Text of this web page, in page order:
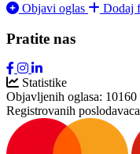
Objavi oglas Dodaj
Pratite nas
Statistike
Objavljenih oglasa: 10160
Registrovanih